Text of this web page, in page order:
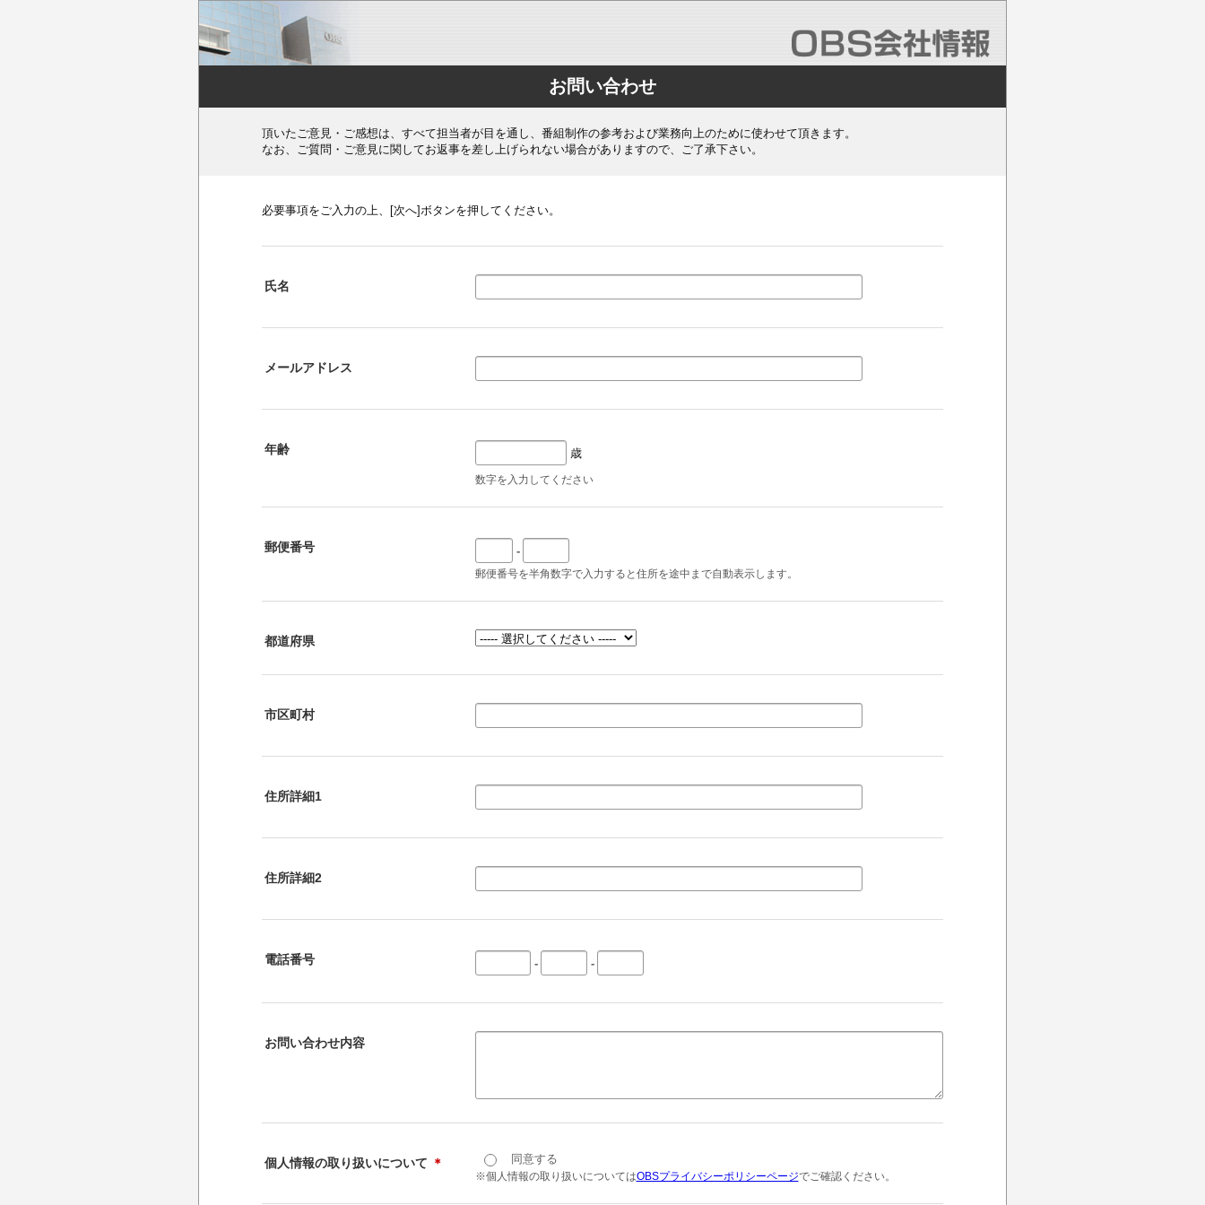
お問い合わせ
頂いたご意見・ご感想は、すべて担当者が目を通し、番組制作の参考および業務向上のために使わせて頂きます。
なお、ご質問・ご意見に関してお返事を差し上げられない場合がありますので、ご了承下さい。
必要事項をご入力の上、[次へ]ボタンを押してください。
氏名
メールアドレス
年齢 歳
数字を入力してください
郵便番号 -
郵便番号を半角数字で入力すると住所を途中まで自動表示します。
都道府県
市区町村
住所詳細1
住所詳細2
電話番号 - -
お問い合わせ内容
個人情報の取り扱いについて ＊ 同意する
※個人情報の取り扱いについてはOBSプライバシーポリシーページでご確認ください。